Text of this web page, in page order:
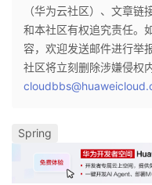
（华为云社区）、文章
和本社区有权追究责任。
容，欢迎发送邮件进行举
社区将立刻删除涉嫌侵权
Spring